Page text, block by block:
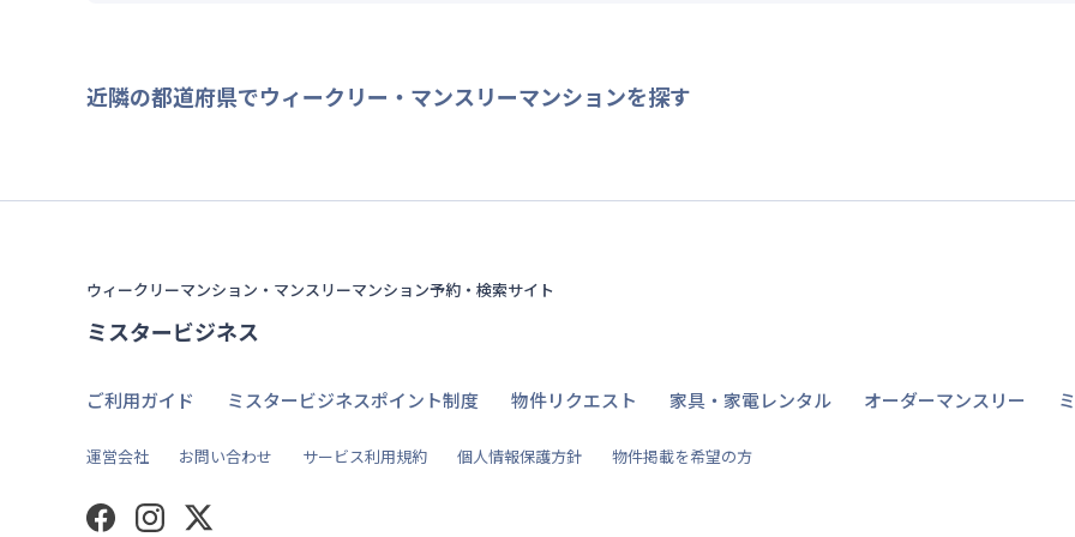
近隣の都道府県でウィークリー・マンスリーマンションを探す
ウィークリーマンション・マンスリーマンション予約・検索サイト
ミスタービジネス
ご利用ガイド ミスタービジネスポイント制度 物件リクエスト 家具・家電レンタル オーダーマンスリー
運営会社 お問い合わせ サービス利用規約 個人情報保護方針 物件掲載を希望の方
FacebookInstagramTwitter